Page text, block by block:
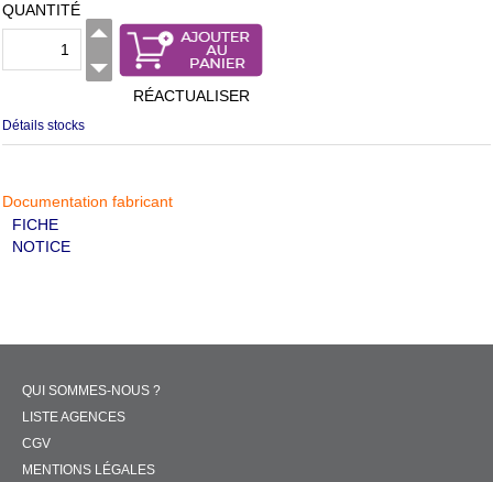
QUANTITÉ
RÉACTUALISER
Détails stocks
Documentation fabricant
FICHE
NOTICE
QUI SOMMES-NOUS ?
LISTE AGENCES
CGV
MENTIONS LÉGALES